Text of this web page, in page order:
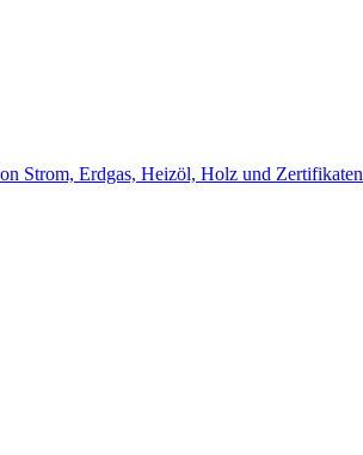
Strom, Erdgas, Heizöl, Holz und Zertifikaten